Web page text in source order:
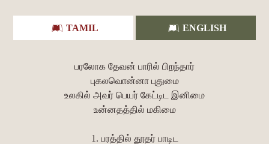
TAMIL ENGLISH
பரலோக தேவன் பாரில் பிறந்தார்
புகலவொன்னா புதுமை
உலகில் அவர் பெயர் கேட்டிட இனிமை
உன்னதத்தில் மகிமை
1. பரத்தில் தூதர் பாடிட